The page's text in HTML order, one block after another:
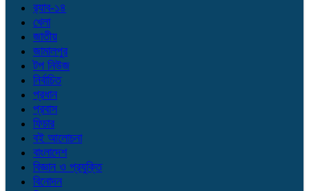
র‌্যাব-১৪
খেলা
জাতীয়
জামালপুর
টপ নিউজ
নির্বাচিত
প্রধান
প্রবাস
ফিচার
বই আলোচনা
বাংলাদেশ
বিজ্ঞান ও প্রযুক্তি
বিনোদন